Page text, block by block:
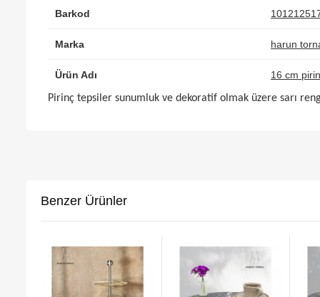
Barkod
Marka harun
Ürün Adı 16 cm
Pirinç tepsiler sunumluk ve dekoratif olmak üzere sarı
Benzer Ürünler